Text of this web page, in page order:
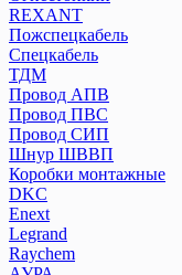
REXANT
Пожспецкабель
Спецкабель
ТДМ
Провод АПВ
Провод ПВС
Провод СИП
Шнур ШВВП
Коробки монтажные
DKC
Enext
Legrand
Raychem